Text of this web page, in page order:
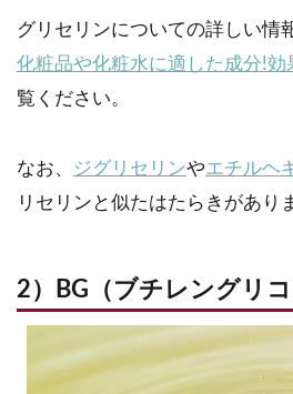
グリセリンについての詳しい情
化粧品や化粧水に適した成分!効
覧ください。
なお、 ジグリセリンやエチルヘ
リセリンと似たはたらきがあり
2）BG（ブチレングリコ